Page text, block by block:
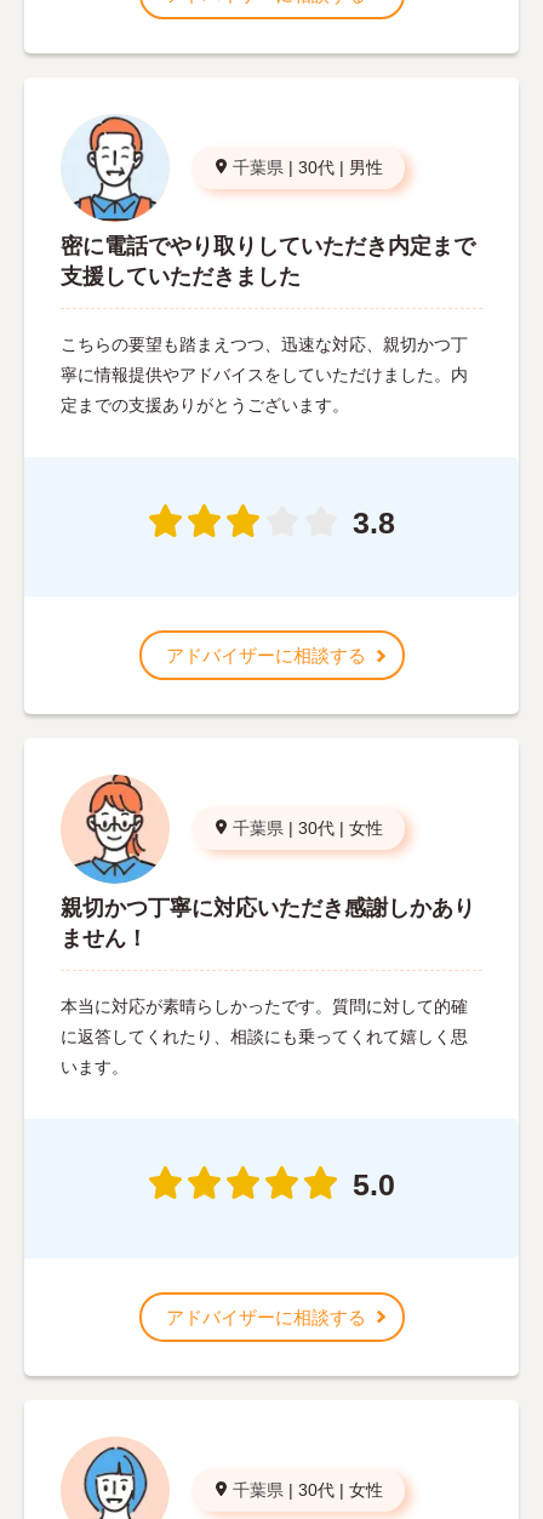
千葉県 | 30代 | 男性
密に電話でやり取りしていただき内定まで
支援していただきました
こちらの要望も踏まえつつ、迅速な対応、親切かつ丁
寧に情報提供やアドバイスをしていただけました。内
定までの支援ありがとうございます。
3.8
アドバイザーに相談する
千葉県 | 30代 | 女性
親切かつ丁寧に対応いただき感謝しかあり
ません！
本当に対応が素晴らしかったです。質問に対して的確
に返答してくれたり、相談にも乗ってくれて嬉しく思
います。
5.0
アドバイザーに相談する
千葉県 | 30代 | 女性